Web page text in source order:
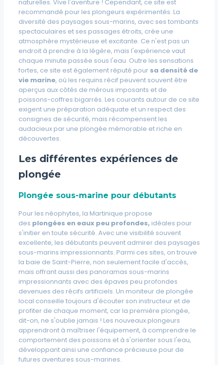
naturelles. Vive l'aventure ! Cependant, ce site est
recommandé pourles plongeurs expérimentés. La
diversité des paysages sous-marins, avec ses tombants
spectaculaires et ses passages étroits, crée une
atmosphère mystérieuse et excitante. Ce n'est pas un
endroit à prendre à la légère, mais l'expérience vaut
chaque minute passée sous l'eau. Outre les sensations
fortes, ce site est également réputé pour sa densité de
vie marine, où les requins récif peuvent souvent être
aperçus aux côtés de mérous imposants et de
poissons-coffres bigarrés. Les courants autour de ce site
exigent une préparation adéquate et un respect des
consignes de sécurité, mais récompensent les
audacieux par une plongée mémorable et riche en
découvertes.
Les différentes expériences de
plongée
Plongée sous-marine pour débutants
Pour les néophytes, la Martinique propose
des plongées en eaux peu profondes, idéales pour
s'initier en toute sécurité. Avec une visibilité souvent
excellente, les débutants peuvent admirer des paysages
sous-marins impressionnants. Parmi ces sites, on trouve
la baie de Saint-Pierre, non seulement facile d'accès,
mais offrant aussi des panoramas sous-marins
impressionnants avec des épaves peu profondes
devenues des récifs artificiels. Un moniteur de plongée
local conseille toujours d'écouter son instructeur et de
profiter de chaque moment, carla première plongée,
dit-on, ne s'oublie jamais ! Les nouveaux plongeurs
apprendront à maîtriser l'équipement, à comprendre le
comportement des poissons et à s'orienter sous l'eau,
développant ainsi une confiance précieuse pour de
futures aventures sous-marines.